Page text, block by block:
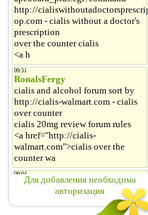
Для добавления необходима
авторизация